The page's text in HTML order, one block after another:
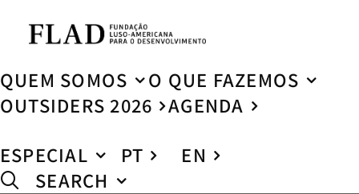
QUEM SOMOS
O QUE FAZEMOS
OUTSIDERS 2026
AGENDA
ESPECIAL
PT
EN
SEARCH